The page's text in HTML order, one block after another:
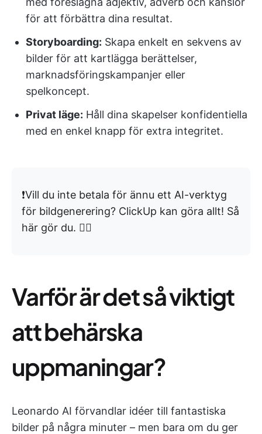
för att förbättra dina resultat.
Storyboarding: Skapa enkelt en sekvens av
bilder för att kartlägga berättelser,
marknadsföringskampanjer eller
spelkoncept.
Privat läge: Håll dina skapelser konfidentiella
med en enkel knapp för extra integritet.
❗️Vill du inte betala för ännu ett AI-verktyg
för bildgenerering? ClickUp kan göra allt! Så
här gör du. 👇🏼
Varför är det så viktigt
att behärska
uppmaningar?
Leonardo AI förvandlar idéer till fantastiska
bilder på några minuter – men bara om du ger